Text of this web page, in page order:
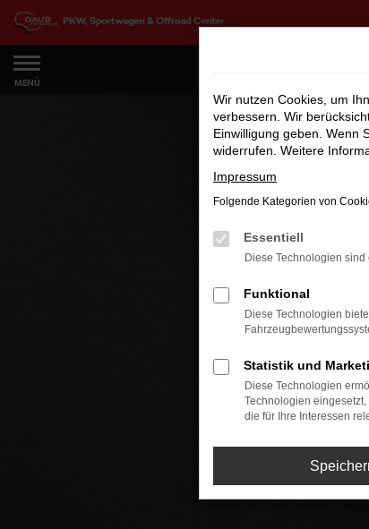
Zum
Hauptinhalt
springen
MENÜ
Wir nutzen Cookies, um
verbessern. Wir
Einwilligung geben. Wenn
widerrufen. Weitere
Impressum
Folgende Kategorien von
Essentiell
Diese Technologien
Funktional
Diese Technologien
Statistik und
Diese Technologien
Technologien
die für Ihre Interessen